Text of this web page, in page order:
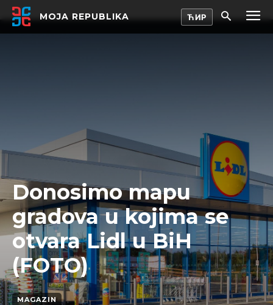
MOJA REPUBLIKA
Donosimo mapu
gradova u kojima se
otvara Lidl u BiH
(FOTO)
MAGAZIN